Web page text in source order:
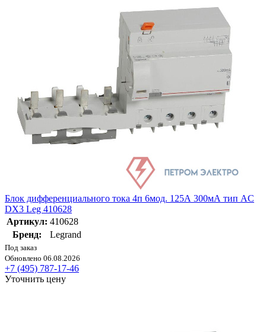
Блок дифференциального тока 4п 6мод. 125А 300мА тип AC
DX3 Leg 410628
Артикул: 410628
Бренд:
Legrand
Под заказ
Обновлено 06.08.2026
+7 (495) 787-17-46
Уточнить цену